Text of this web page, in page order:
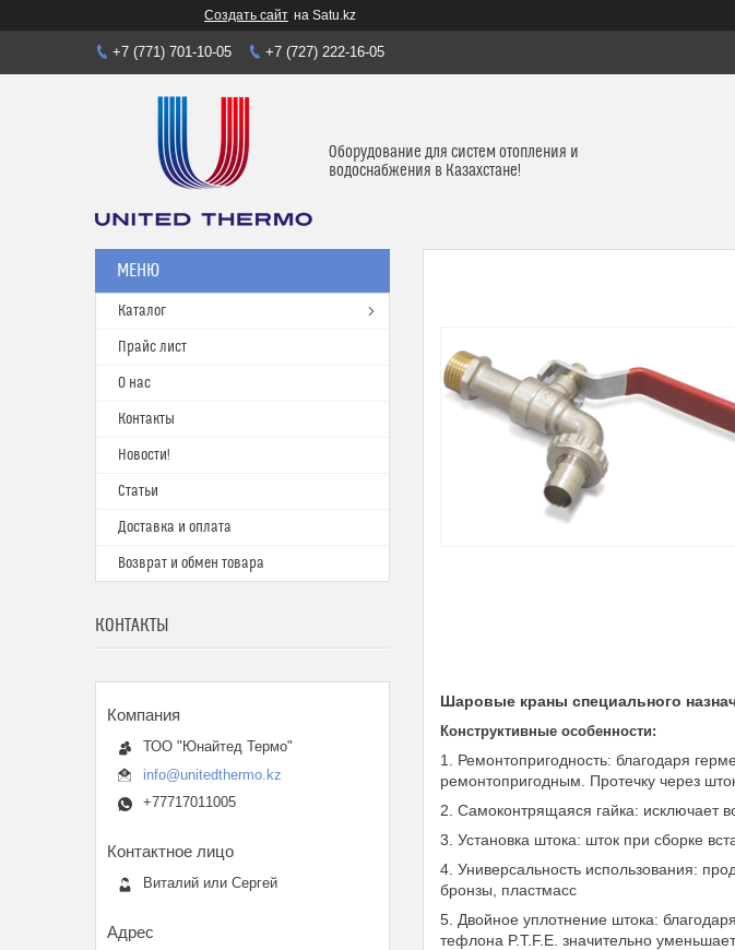
Создать сайт на Satu.kz
+7 (771) 701-10-05 +7 (727) 222-16-05
Оборудование для систем отопления и
водоснабжения в Казахстане!
Шаровые краны специального
Конструктивные особенности:
1. Ремонтопригодность: благодаря
ремонтопригодным. Протечку через
2. Самоконтрящаяся гайка: исключает
3. Установка штока: шток при сборке
4. Универсальность использования:
бронзы, пластмасс
5. Двойное уплотнение штока:
тефлона P.T.F.E. значительно
Каталог
Прайс лист
О нас
Контакты
Новости!
Статьи
Доставка и оплата
Возврат и обмен товара
КОНТАКТЫ
ТОО "Юнайтед Термо"
info@unitedthermo.kz
+77717011005
Виталий или Сергей